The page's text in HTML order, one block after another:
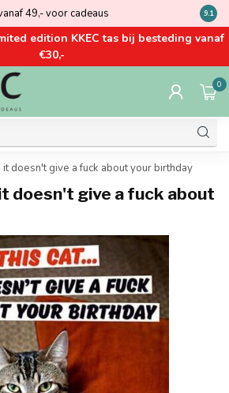
49,- voor cadeaus Kom
9.1
edition KKEC tas bij besteding vanaf
€30,-
0
it doesn't give a fuck about your birthday
doesn't give a fuck about